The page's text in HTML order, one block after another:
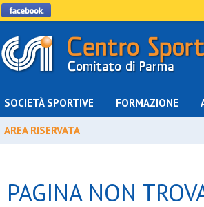
SOCIETÀ SPORTIVE FORMAZIONE
AREA RISERVATA
PAGINA NON